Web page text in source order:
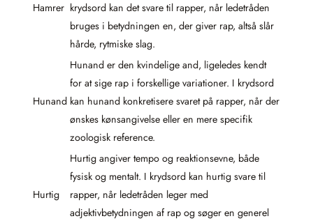
Hamrer krydsord kan det svare til rapper, når ledetråden
bruges i betydningen en, der giver rap, altså slår
hårde, rytmiske slag.
Hunand
Hunand er den kvindelige and, ligeledes kendt
for at sige rap i forskellige variationer. I krydsord
kan hunand konkretisere svaret på rapper, når der
ønskes kønsangivelse eller en mere specifik
zoologisk reference.
Hurtig
Hurtig angiver tempo og reaktionsevne, både
fysisk og mentalt. I krydsord kan hurtig svare til
rapper, når ledetråden leger med
adjektivbetydningen af rap og søger en generel